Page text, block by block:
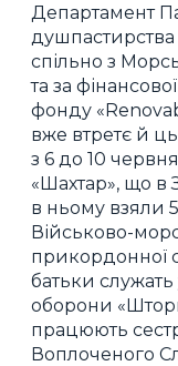
Департамент
душпастирства
спільно з
та за
фонду
вже втретє й
з 6 до 10
«Шахтар», що в
в ньому взяли
Військово-
прикордонної
батьки служать
оборони
працюють
Воплоченого